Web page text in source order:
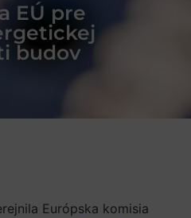
EÚ pre
budov
Európska komisia